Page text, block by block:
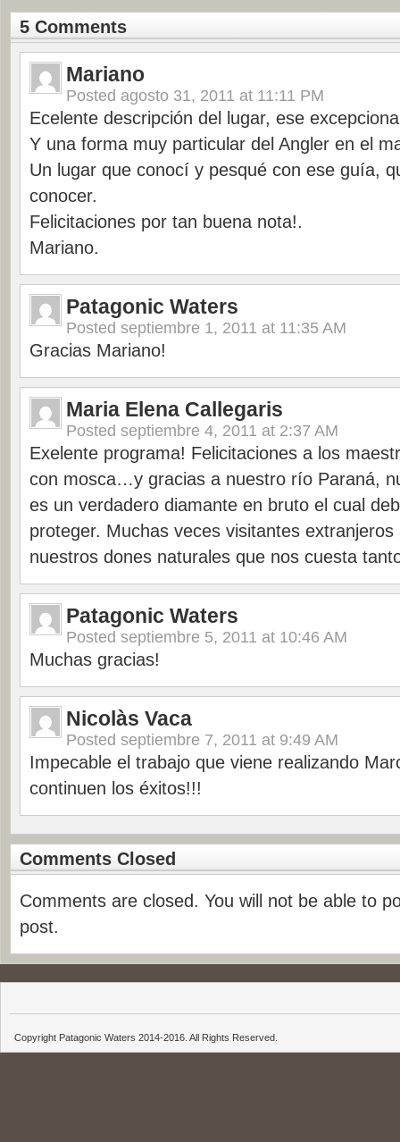
5 Comments
Mariano
Posted agosto 31, 2011 at 11:11 PM
Ecelente descripción del lugar, ese
Y una forma muy particular del Angler en el
Un lugar que conocí y pesqué con ese guía,
conocer.
Felicitaciones por tan buena nota!.
Mariano.
Patagonic Waters
Posted septiembre 1, 2011 at 11:35 AM
Gracias Mariano!
Maria Elena Callegaris
Posted septiembre 4, 2011 at 2:37 AM
Exelente programa! Felicitaciones a los
con mosca…y gracias a nuestro río Paraná,
es un verdadero diamante en bruto el cual
proteger. Muchas veces visitantes
nuestros dones naturales que nos cuesta
Patagonic Waters
Posted septiembre 5, 2011 at 10:46 AM
Muchas gracias!
Nicolàs Vaca
Posted septiembre 7, 2011 at 9:49 AM
Impecable el trabajo que viene realizando
continuen los éxitos!!!
Comments Closed
Comments are closed. You will not be able to
post.
Copyright Patagonic Waters 2014-2016. All Rights Reserved.